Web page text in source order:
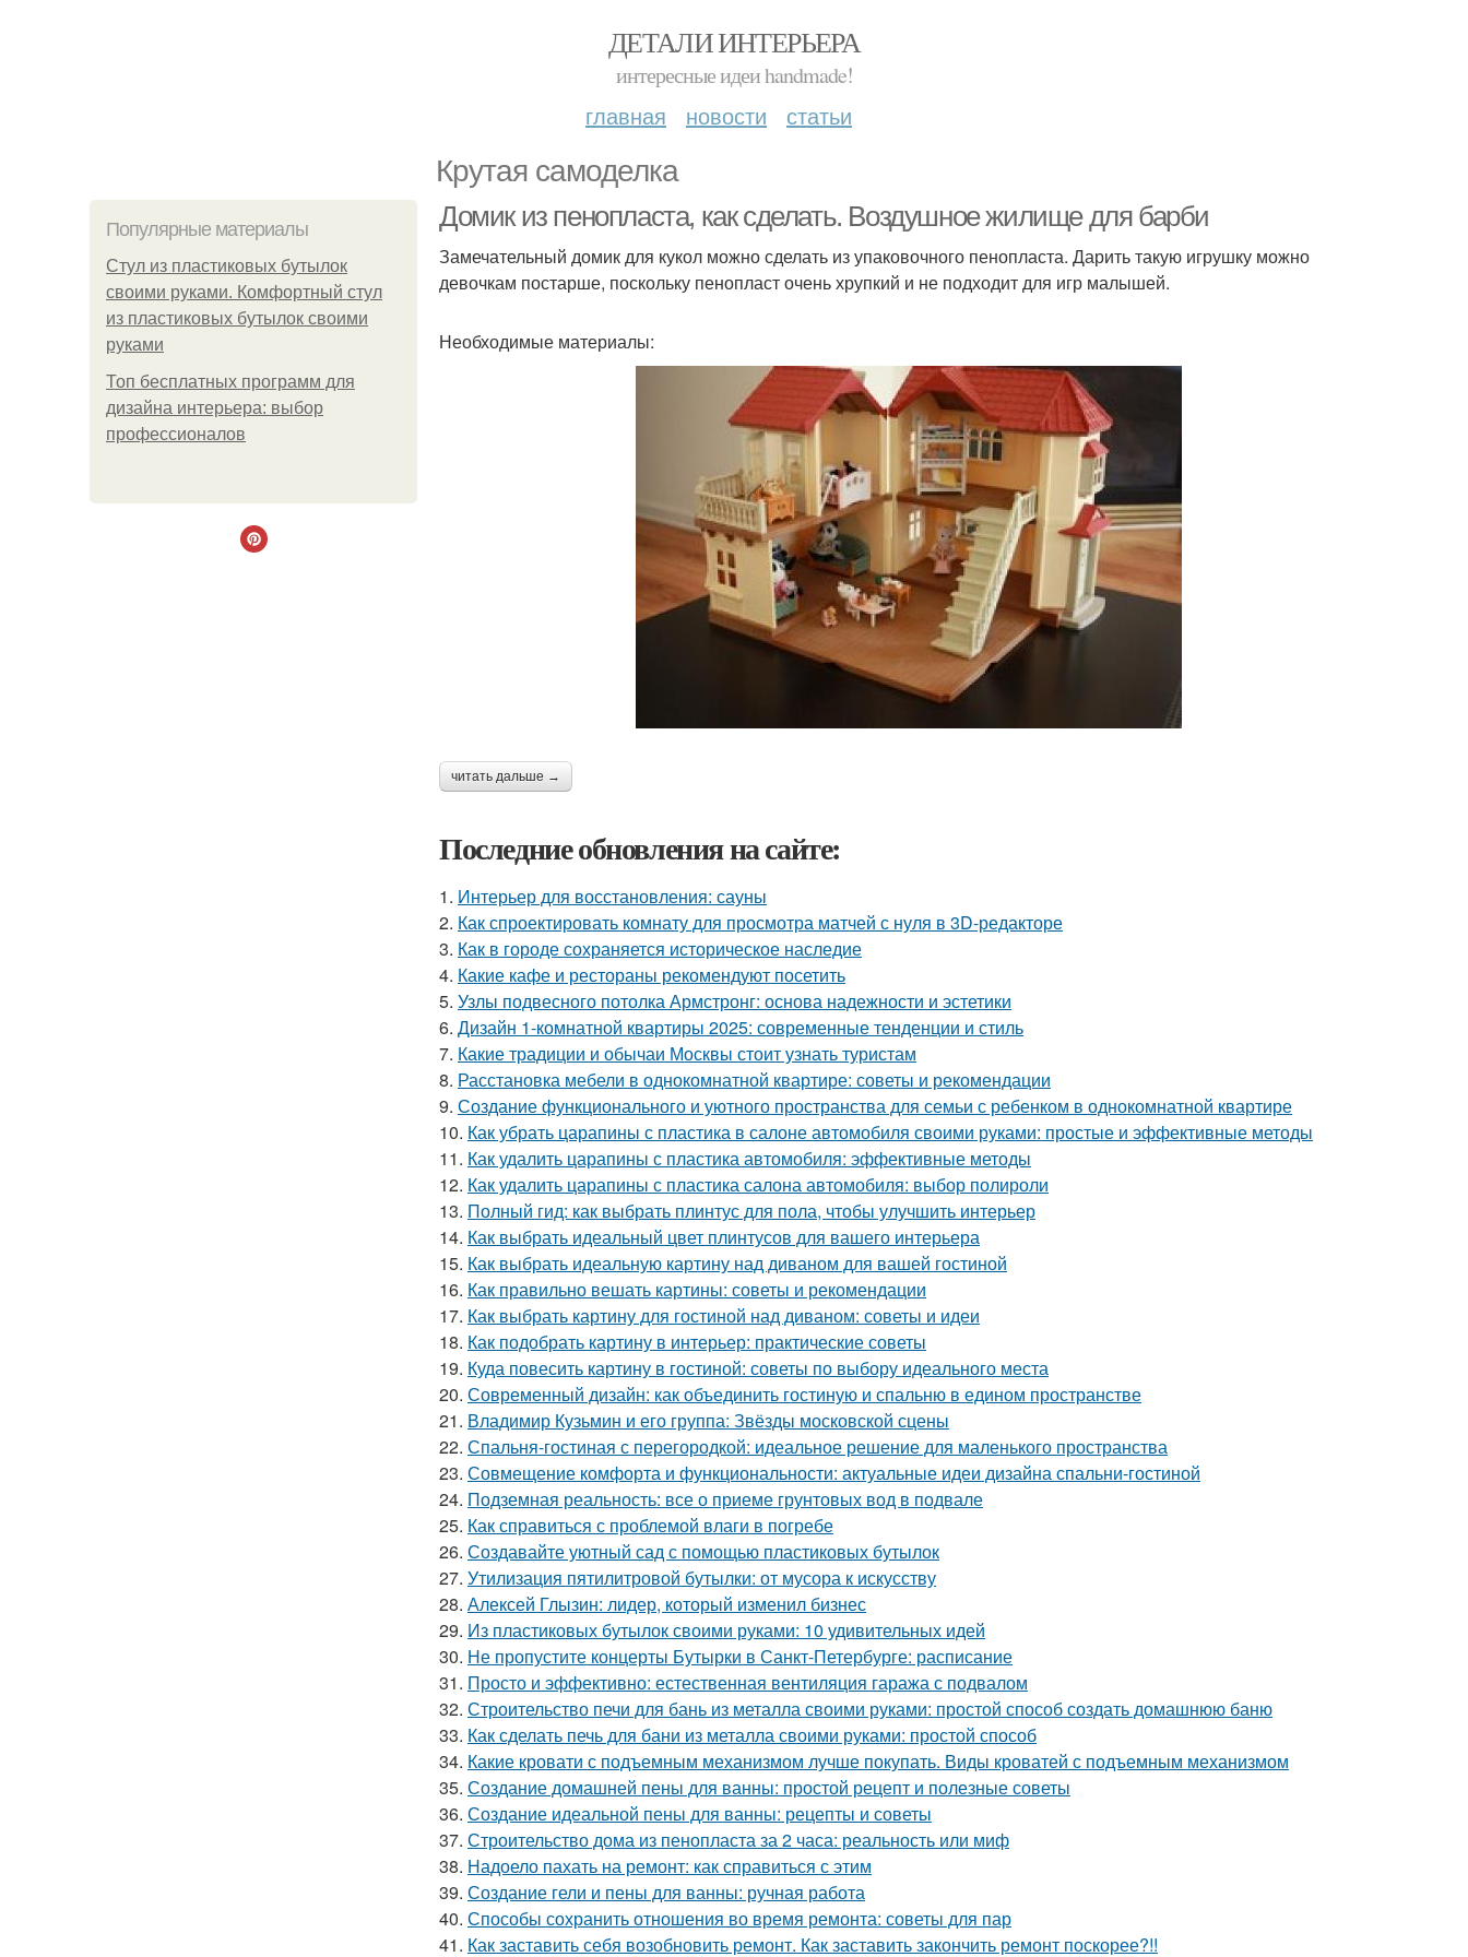
ДЕТАЛИ ИНТЕРЬЕРА
интересные идеи handmade!
главная новости статьи
Крутая самоделка
Популярные материалы
Стул из пластиковых бутылок
своими руками. Комфортный стул
из пластиковых бутылок своими
руками
Топ бесплатных программ для
дизайна интерьера: выбор
профессионалов
Домик из пенопласта, как сделать. Воздушное жилище для барби
Замечательный домик для кукол можно сделать из упаковочного пенопласта. Дарить такую игрушку можно
девочкам постарше, поскольку пенопласт очень хрупкий и не подходит для игр малышей.
Необходимые материалы:
читать дальше →
Последние обновления на сайте:
1. Интерьер для восстановления: сауны
2. Как спроектировать комнату для просмотра матчей с нуля в 3D-редакторе
3. Как в городе сохраняется историческое наследие
4. Какие кафе и рестораны рекомендуют посетить
5. Узлы подвесного потолка Армстронг: основа надежности и эстетики
6. Дизайн 1-комнатной квартиры 2025: современные тенденции и стиль
7. Какие традиции и обычаи Москвы стоит узнать туристам
8. Расстановка мебели в однокомнатной квартире: советы и рекомендации
9. Создание функционального и уютного пространства для семьи с ребенком в однокомнатной квартире
10. Как убрать царапины с пластика в салоне автомобиля своими руками: простые и эффективные методы
11. Как удалить царапины с пластика автомобиля: эффективные методы
12. Как удалить царапины с пластика салона автомобиля: выбор полироли
13. Полный гид: как выбрать плинтус для пола, чтобы улучшить интерьер
14. Как выбрать идеальный цвет плинтусов для вашего интерьера
15. Как выбрать идеальную картину над диваном для вашей гостиной
16. Как правильно вешать картины: советы и рекомендации
17. Как выбрать картину для гостиной над диваном: советы и идеи
18. Как подобрать картину в интерьер: практические советы
19. Куда повесить картину в гостиной: советы по выбору идеального места
20. Современный дизайн: как объединить гостиную и спальню в едином пространстве
21. Владимир Кузьмин и его группа: Звёзды московской сцены
22. Спальня-гостиная с перегородкой: идеальное решение для маленького пространства
23. Совмещение комфорта и функциональности: актуальные идеи дизайна спальни-гостиной
24. Подземная реальность: все о приеме грунтовых вод в подвале
25. Как справиться с проблемой влаги в погребе
26. Создавайте уютный сад с помощью пластиковых бутылок
27. Утилизация пятилитровой бутылки: от мусора к искусству
28. Алексей Глызин: лидер, который изменил бизнес
29. Из пластиковых бутылок своими руками: 10 удивительных идей
30. Не пропустите концерты Бутырки в Санкт-Петербурге: расписание
31. Просто и эффективно: естественная вентиляция гаража с подвалом
32. Строительство печи для бань из металла своими руками: простой способ создать домашнюю баню
33. Как сделать печь для бани из металла своими руками: простой способ
34. Какие кровати с подъемным механизмом лучше покупать. Виды кроватей с подъемным механизмом
35. Создание домашней пены для ванны: простой рецепт и полезные советы
36. Создание идеальной пены для ванны: рецепты и советы
37. Строительство дома из пенопласта за 2 часа: реальность или миф
38. Надоело пахать на ремонт: как справиться с этим
39. Создание гели и пены для ванны: ручная работа
40. Способы сохранить отношения во время ремонта: советы для пар
41. Как заставить себя возобновить ремонт. Как заставить закончить ремонт поскорее?!!